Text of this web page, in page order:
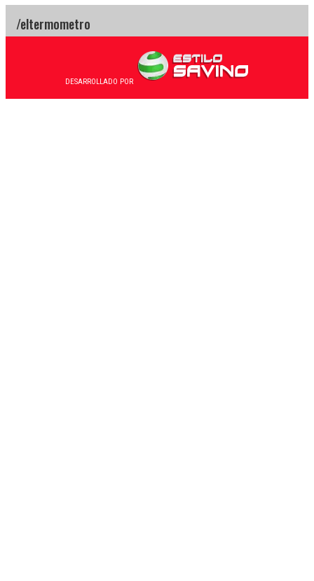
DESARROLLADO POR